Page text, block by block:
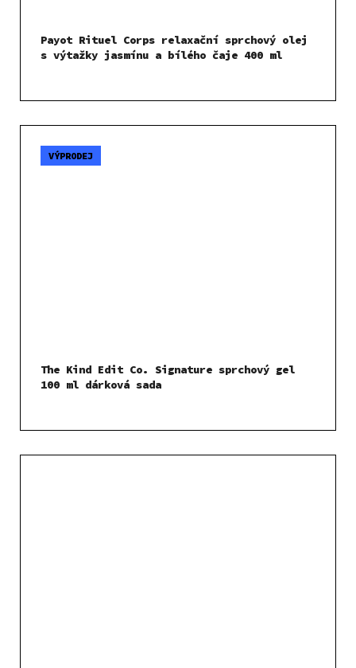
Payot Rituel Corps relaxační sprchový olej
s výtažky jasmínu a bílého čaje 400 ml
VÝPRODEJ
The Kind Edit Co. Signature sprchový gel
100 ml dárková sada